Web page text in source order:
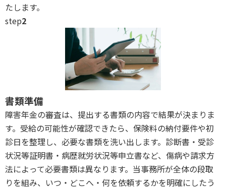
たします。
step2
書類準備
障害年金の審査は、提出する書類の内容で結果が決まりま
す。受給の可能性が確認できたら、保険料の納付要件や初
診日を整理し、必要な書類を洗い出します。診断書・受診
状況等証明書・病歴就労状況等申立書など、傷病や請求方
法によって必要書類は異なります。当事務所が全体の段取
りを組み、いつ・どこへ・何を依頼するかを明確にしたう